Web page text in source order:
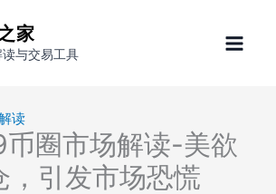
家
与交易工具
读
币圈市场解读-美欲
，引发市场恐慌